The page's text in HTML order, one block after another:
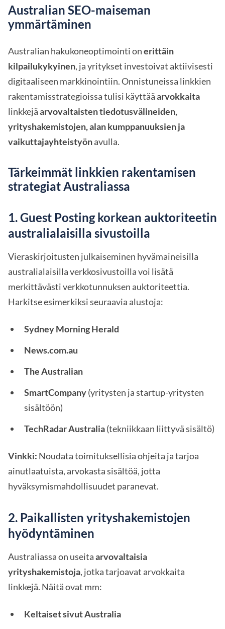
Australian SEO-maiseman
ymmärtäminen
Australian hakukoneoptimointi onerittäin
kilpailukykyinen, ja yritykset investoivat aktiivisesti
digitaaliseen markkinointiin. Onnistuneissa linkkien
rakentamisstrategioissa tulisi käyttääarvokkaita
linkkejäarvovaltaisten tiedotusvälineiden,
yrityshakemistojen, alan kumppanuuksien ja
vaikuttajayhteistyönavulla.
Tärkeimmät linkkien rakentamisen
strategiat Australiassa
1. Guest Posting korkean auktoriteetin
australialaisilla sivustoilla
Vieraskirjoitusten julkaiseminen hyvämaineisilla
australialaisilla verkkosivustoilla voi lisätä
merkittävästi verkkotunnuksen auktoriteettia.
Harkitse esimerkiksi seuraavia alustoja:
Sydney Morning Herald
News.com.au
The Australian
SmartCompany(yritysten ja startup-yritysten
sisältöön)
TechRadar Australia(tekniikkaan liittyvä sisältö)
Vinkki: Noudata toimituksellisia ohjeita ja tarjoa
ainutlaatuista, arvokasta sisältöä, jotta
hyväksymismahdollisuudet paranevat.
2. Paikallisten yrityshakemistojen
hyödyntäminen
Australiassa on useitaarvovaltaisia
yrityshakemistoja, jotka tarjoavat arvokkaita
linkkejä. Näitä ovat mm:
Keltaiset sivut Australia